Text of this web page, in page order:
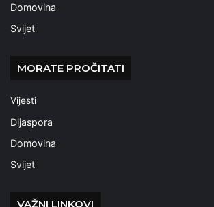
Domovina
Svijet
MORATE PROČITATI
Vijesti
Dijaspora
Domovina
Svijet
VAŽNI LINKOVI